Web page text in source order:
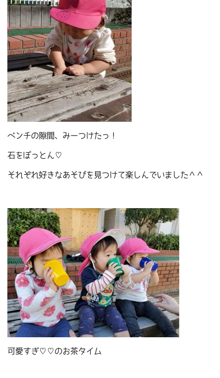
ベンチの隙間、みーつけたっ！
石をぽっとん♡
それぞれ好きなあそびを見つけて楽しんでいました＾＾
可愛すぎ♡♡のお茶タイム